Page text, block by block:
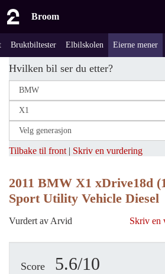
Broom
Bruktbiltester Elbilskolen Eierne mener
Hvilken bil ser du etter?
Tilbake til front | Skriv en vurdering
2011 BMW X1 xDrive18d
Sport Utility Vehicle Diesel
Vurdert av Arvid Skriv en
Score 5.6/10